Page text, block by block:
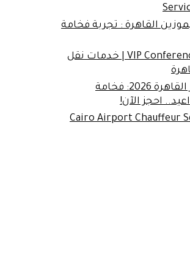
القاهرة : تجربة فخامة
VIP Conference Transportation | خدمات نقل
احجز ليموزين مطار القاهرة 2026: فخامة
احجز الآن!
Cairo Airport Chauffeur